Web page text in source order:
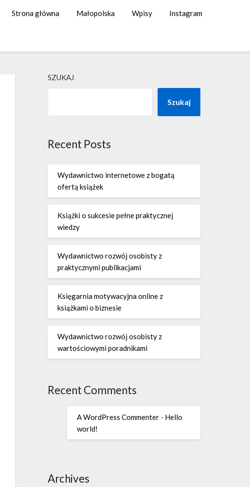
Strona główna Małopolska Wpisy Instagram
SZUKAJ
Szukaj
Recent Posts
Wydawnictwo internetowe z bogatą
ofertą książek
Książki o sukcesie pełne praktycznej
wiedzy
Wydawnictwo rozwój osobisty z
praktycznymi publikacjami
Księgarnia motywacyjna online z
książkami o biznesie
Wydawnictwo rozwój osobisty z
wartościowymi poradnikami
Recent Comments
A WordPress Commenter- Hello
world!
Archives